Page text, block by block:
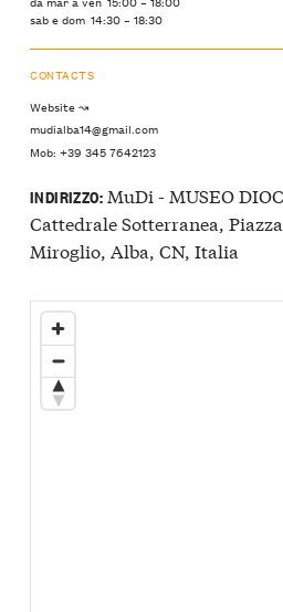
sab e dom 14:30 – 18:30
CONTACTS
Website ↝
mudialba14@gmail.com
Mob: +39 345 7642123
INDIRIZZO:MuDi - MUSEO
Cattedrale Sotterranea,
Miroglio, Alba, CN, Italia